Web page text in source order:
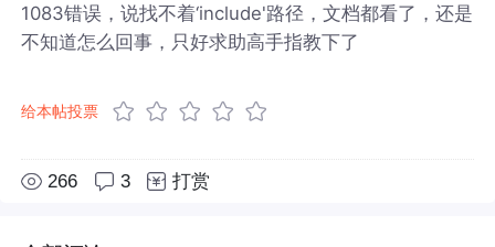
1083错误，说找不着‘include'路径，文档都看了，还是
不知道怎么回事，只好求助高手指教下了
给本帖投票
266 3 打赏